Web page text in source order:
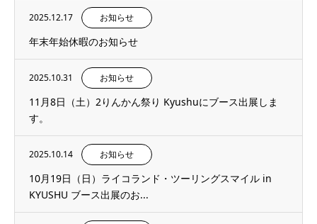
2025.12.17 お知らせ
年末年始休暇のお知らせ
2025.10.31 お知らせ
11月8日（土）2りんかん祭り Kyushuにブース出展しま
す。
2025.10.14 お知らせ
10月19日（日）ライコランド・ツーリングスマイル in
KYUSHU ブース出展のお...